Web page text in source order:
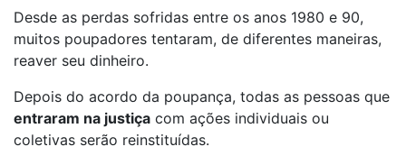
Desde as perdas sofridas entre os anos 1980 e 90,
muitos poupadores tentaram, de diferentes maneiras,
reaver seu dinheiro.
Depois do acordo da poupança, todas as pessoas que
entraram na justiça com ações individuais ou
coletivas serão reinstituídas.